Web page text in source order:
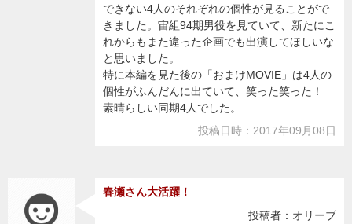
できない4人のそれぞれの個性が見ることがで
きました。宙組94期男役を見ていて、新たにこ
れからもまた違った企画でも出演してほしいな
と思いました。
特に本編を見た後の「おまけMOVIE」は4人の
個性がふんだんに出ていて、笑った笑った！
素晴らしい同期4人でした。
投稿日時：2017年09月08日
春瀬さん大活躍！
投稿者：オリーブ